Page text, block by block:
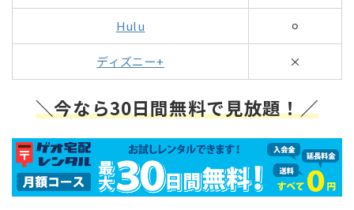
Hulu ⚪︎
ディズニー+ ×
＼今なら30日間無料で見放題！／